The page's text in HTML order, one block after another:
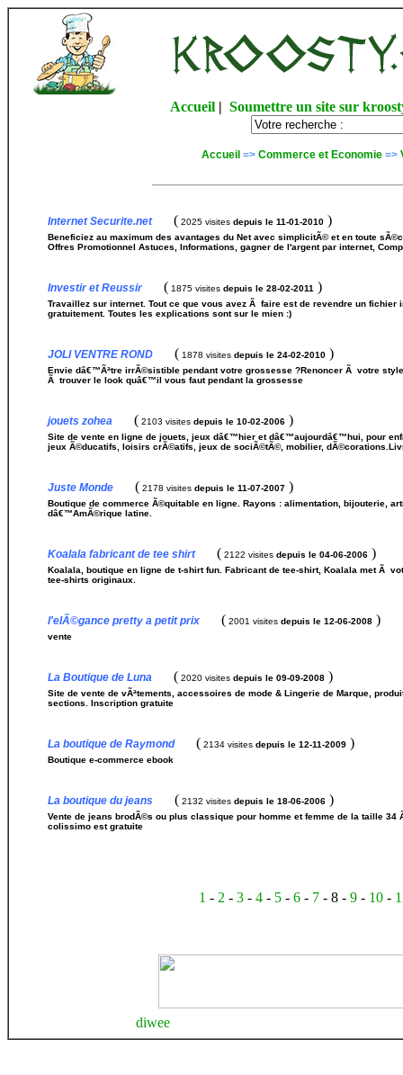
Accueil |Soumettre un site sur
Accueil => Commerce et Economie =>
Internet Securite.net( 2025 visites depuis le 11-01-2010 )
Beneficiez au maximum des avantages du Net avec simplicitÃ© et en toute
Offres Promotionnel Astuces, Informations, gagner de l'argent par internet,
Investir et Reussir( 1875 visites depuis le 28-02-2011 )
Travaillez sur internet. Tout ce que vous avez Ã faire est de revendre un
gratuitement. Toutes les explications sont sur le mien :)
JOLI VENTRE ROND ( 1878 visites depuis le 24-02-2010 )
Envie dâ€™Ãªtre irrÃ©sistible pendant votre grossesse ?Renoncer Ã votre
Ã trouver le look quâ€™il vous faut pendant la grossesse
jouets zohea ( 2103 visites depuis le 10-02-2006 )
Site de vente en ligne de jouets, jeux dâ€™hier et dâ€™aujourdâ€™hui, pour
jeux Ã©ducatifs, loisirs crÃ©atifs, jeux de sociÃ©tÃ©, mobilier,
Juste Monde ( 2178 visites depuis le 11-07-2007 )
Boutique de commerce Ã©quitable en ligne. Rayons : alimentation, bijouterie,
dâ€™AmÃ©rique latine.
Koalala fabricant de tee shirt( 2122 visites depuis le 04-06-2006 )
Koalala, boutique en ligne de t-shirt fun. Fabricant de tee-shirt, Koalala met Ã
tee-shirts originaux.
l'elÃ©gance pretty a petit prix ( 2001 visites depuis le 12-06-2008 )
vente
La Boutique de Luna ( 2020 visites depuis le 09-09-2008 )
Site de vente de vÃªtements, accessoires de mode & Lingerie de Marque,
sections. Inscription gratuite
La boutique de Raymond( 2134 visites depuis le 12-11-2009 )
Boutique e-commerce ebook
La boutique du jeans ( 2132 visites depuis le 18-06-2006 )
Vente de jeans brodÃ©s ou plus classique pour homme et femme de la taille
colissimo est gratuite
1 - 2 - 3 - 4 - 5 - 6 - 7 - 8 - 9 - 10 -
diwee